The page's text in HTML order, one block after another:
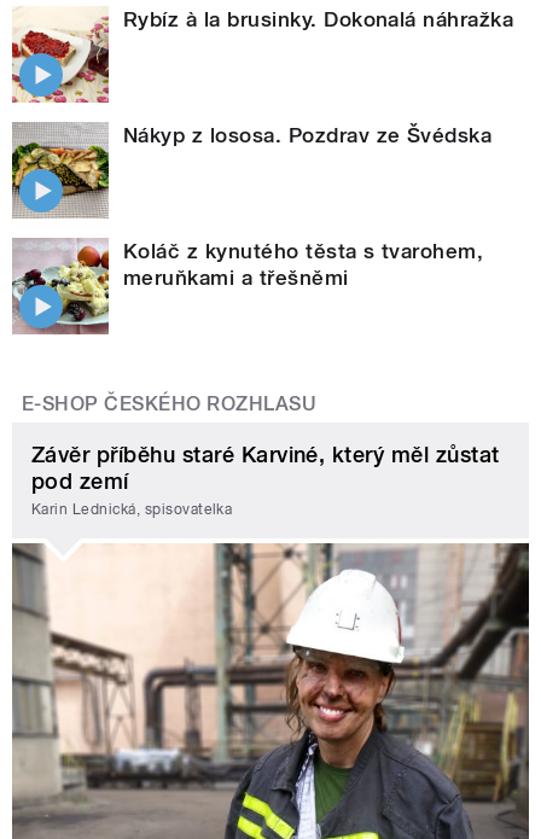
Rybíz à la brusinky. Dokonalá náhražka
Nákyp z lososa. Pozdrav ze Švédska
Koláč z kynutého těsta s tvarohem,
meruňkami a třešněmi
E-SHOP ČESKÉHO ROZHLASU
Závěr příběhu staré Karviné, který měl zůstat
pod zemí
Karin Lednická, spisovatelka